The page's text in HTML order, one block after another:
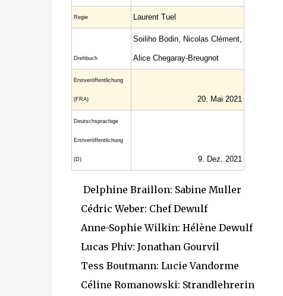
Regie Laurent Tuel
Drehbuch
Soiliho Bodin, Nicolas Clément,
Alice Chegaray-Breugnot
Erst­veröffent­lichung
(FRA) 20. Mai 2021
Deutsch­sprachige
Erst­veröffent­lichung
(D) 9. Dez. 2021
Delphine Braillon: Sabine Muller
Cédric Weber: Chef Dewulf
Anne-Sophie Wilkin: Hélène Dewulf
Lucas Phiv: Jonathan Gourvil
Tess Boutmann: Lucie Vandorme
Céline Romanowski: Strandlehrerin